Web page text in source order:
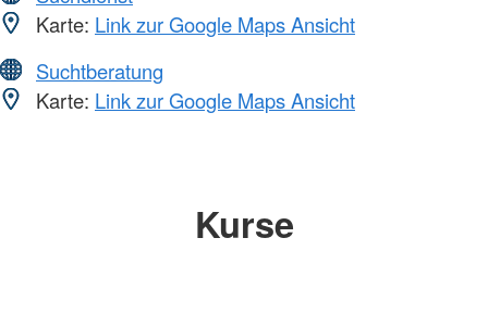
Karte: Link zur Google Maps Ansicht
Suchtberatung
Karte: Link zur Google Maps Ansicht
Kurse